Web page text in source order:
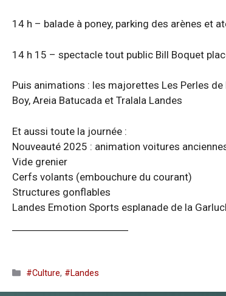
14 h – balade à poney, parking des arènes et
14 h 15 – spectacle tout public Bill Boquet
Puis animations : les majorettes Les Perles de
Boy, Areia Batucada et Tralala Landes
Et aussi toute la journée :
Nouveauté 2025 : animation voitures
Vide grenier
Cerfs volants (embouchure du courant)
Structures gonflables
Landes Emotion Sports esplanade de la
Catégories
#Culture, #Landes